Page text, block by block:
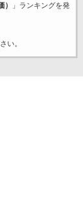
」ランキングを発
い。